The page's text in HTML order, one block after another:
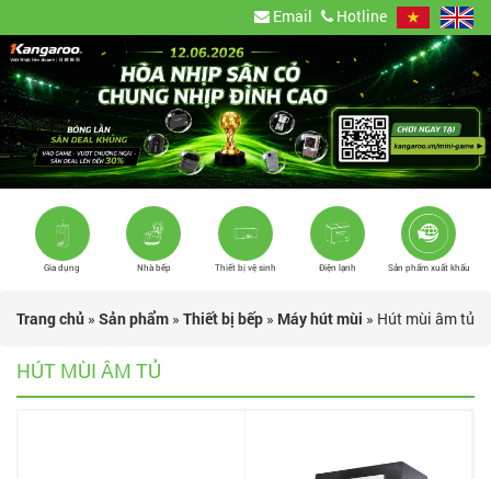
Email Hotline
Gia dụng Nhà bếp Thiết bị vệ sinh Điện lạnh Sản phẩm xuất khẩu
Trang chủ » Sản phẩm » Thiết bị bếp » Máy hút mùi » Hút mùi âm tủ
HÚT MÙI ÂM TỦ